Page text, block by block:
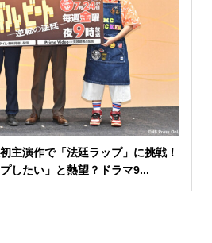
主演作で「法廷ラップ」に挑戦！
したい」と熱望？ドラマ9...